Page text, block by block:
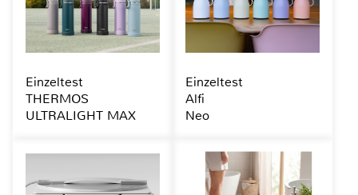
Einzeltest
THERMOS
ULTRALIGHT MAX
Einzeltest
Alfi
Neo